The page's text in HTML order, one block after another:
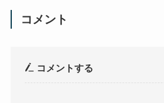
コメント
コメントする